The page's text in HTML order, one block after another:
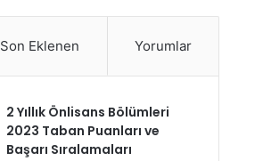
Son Eklenen Yorumlar
2 Yıllık Önlisans Bölümleri
2023 Taban Puanları ve
Başarı Sıralamaları